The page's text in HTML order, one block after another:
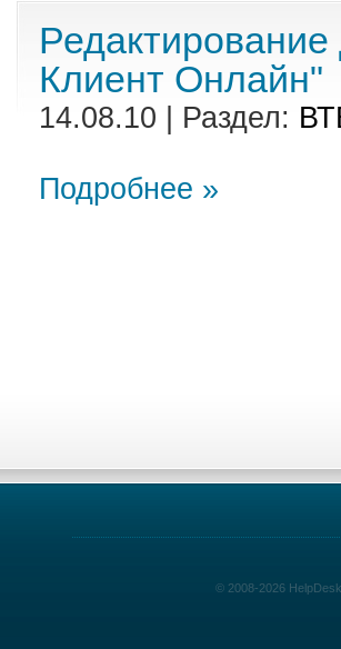
Клиент Онлайн"
14.08.10 | Раздел:
Подробнее »
© 2008-2026